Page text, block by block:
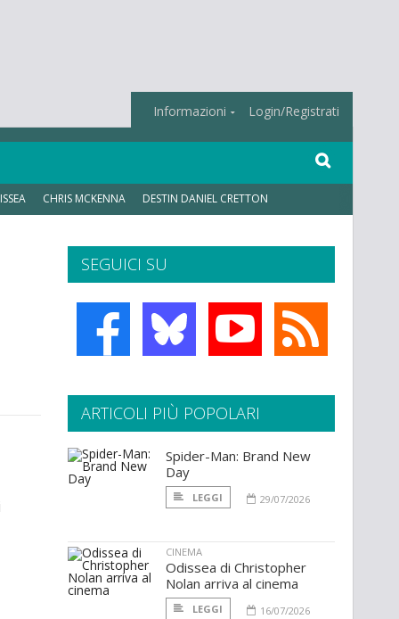
Informazioni Login/Registrati
CHRIS MCKENNA DESTIN DANIEL CRETTON
SEGUICI SU
ARTICOLI PIÙ POPOLARI
Spider-Man: Brand New
Day
LEGGI 29/07/2026
CINEMA
Odissea di Christopher
Nolan arriva al cinema
LEGGI 16/07/2026